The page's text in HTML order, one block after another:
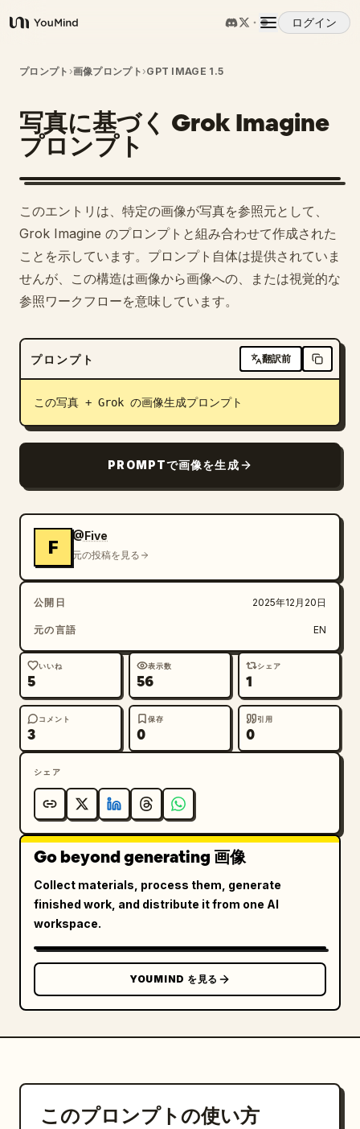
YouMind
ログイン
概要
ユースケース
スキル
プロンプト
料金
ブログ
更新情報
プロンプト ›画像プロンプト ›GPT IMAGE 1.5
写真に基づく Grok Imagine
プロンプト
このエントリは、特定の画像が写真を参照元として、
Grok Imagine のプロンプトと組み合わせて作成された
ことを示しています。プロンプト自体は提供されていま
せんが、この構造は画像から画像への、または視覚的な
参照ワークフローを意味しています。
プロンプト 翻訳前
この写真 + Grok の画像生成プロンプト
PROMPTで画像を生成
F
@Five
元の投稿を見る
公開日 2025年12月20日
元の言語 EN
いいね
5
表示数
56
シェア
1
コメント
3
保存
0
引用
0
シェア
Go beyond generating 画像
Collect materials, process them, generate
finished work, and distribute it from one AI
workspace.
YOUMIND を見る
このプロンプトの使い方